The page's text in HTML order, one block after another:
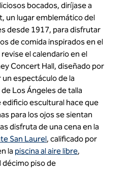
bocados, diríjase a
un lugar emblemático del
desde 1917, para disfrutar
de comida inspirados en el
el calendario en el
Concert Hall, diseñado por
un espectáculo de la
Los Ángeles de talla
edificio escultural hace que
para los ojos se sientan
disfruta de una cena en la
San Laurel, calificado por
la piscina al aire libre,
décimo piso de